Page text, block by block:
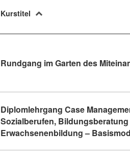
Kurstitel
Rundgang im Garten des
Diplomlehrgang Case
Sozialberufen,
Erwachsenenbildung –